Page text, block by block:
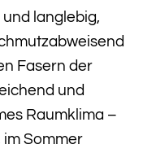
langlebig,
Fasern der
und
Raumklima –
im Sommer